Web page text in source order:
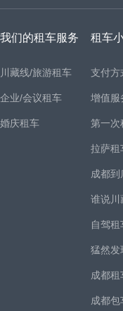
我们的租车服务
川藏线/旅游租车
企业/会议租车
婚庆租车
租车
支付方
增值服
第一次
拉萨租
成都到
谁说川
自驾
猛然发
成都
成都